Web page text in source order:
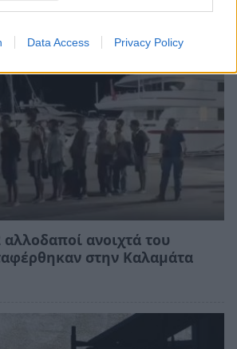
Data Access Privacy Policy
ανοιχτά του
στην Καλαμάτα